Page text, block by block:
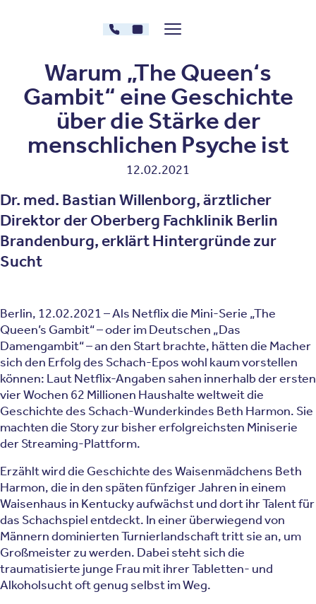
030 - 26478607
Kontakt
Menü zeigen/verstecken
Warum „The Queen‘s
Gambit“ eine Geschichte
über die Stärke der
menschlichen Psyche ist
12.02.2021
Dr. med. Bastian Willenborg, ärztlicher
Direktor der Oberberg Fachklinik Berlin
Brandenburg, erklärt Hintergründe zur
Sucht
Berlin, 12.02.2021 – Als Netflix die Mini-Serie „The
Queen’s Gambit“ – oder im Deutschen „Das
Damengambit“ – an den Start brachte, hätten die Macher
sich den Erfolg des Schach-Epos wohl kaum vorstellen
können: Laut Netflix-Angaben sahen innerhalb der ersten
vier Wochen 62 Millionen Haushalte weltweit die
Geschichte des Schach-Wunderkindes Beth Harmon. Sie
machten die Story zur bisher erfolgreichsten Miniserie
der Streaming-Plattform.
Erzählt wird die Geschichte des Waisenmädchens Beth
Harmon, die in den späten fünfziger Jahren in einem
Waisenhaus in Kentucky aufwächst und dort ihr Talent für
das Schachspiel entdeckt. In einer überwiegend von
Männern dominierten Turnierlandschaft tritt sie an, um
Großmeister zu werden. Dabei steht sich die
traumatisierte junge Frau mit ihrer Tabletten- und
Alkoholsucht oft genug selbst im Weg.